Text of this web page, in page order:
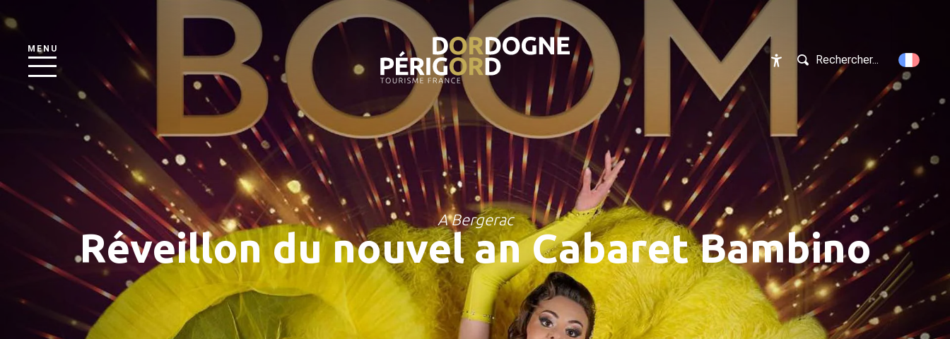
MENU
Accessibilité
Rechercher...
A Bergerac
Réveillon du nouvel an Cabaret Bambino